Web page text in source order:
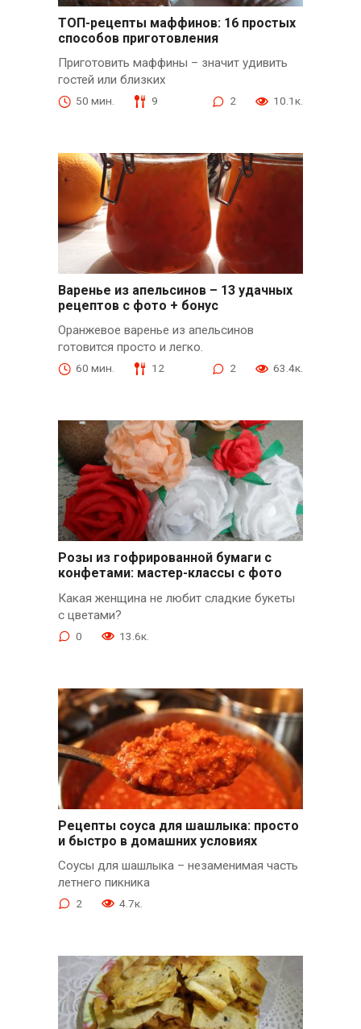
ТОП-рецепты маффинов: 16 простых
способов приготовления
Приготовить маффины – значит удивить
гостей или близких
50 мин. 9 2 10.1к.
Варенье из апельсинов – 13 удачных
рецептов с фото + бонус
Оранжевое варенье из апельсинов
готовится просто и легко.
60 мин. 12 2 63.4к.
Розы из гофрированной бумаги с
конфетами: мастер-классы с фото
Какая женщина не любит сладкие букеты
с цветами?
0 13.6к.
Рецепты соуса для шашлыка: просто
и быстро в домашних условиях
Соусы для шашлыка – незаменимая часть
летнего пикника
2 4.7к.